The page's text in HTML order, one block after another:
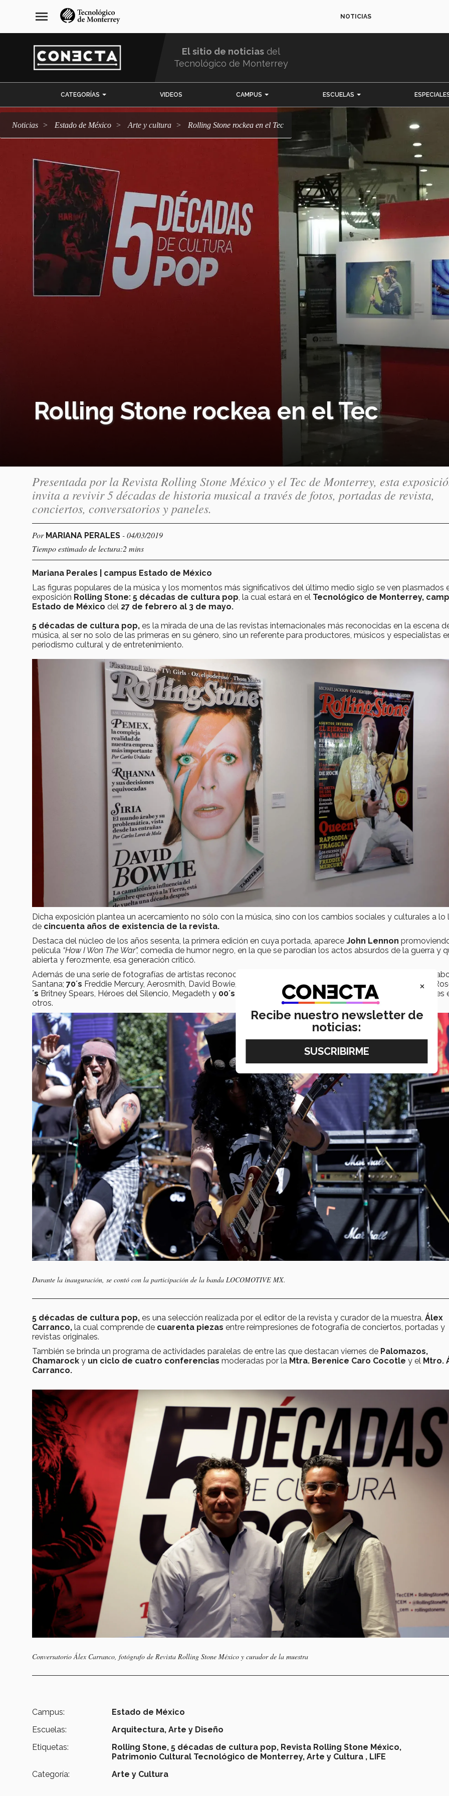
navegación
principal
menu NOTICIAS
El sitio de noticias del
Tecnológico de Monterrey
CATEGORÍAS VIDEOS CAMPUS ESCUELAS
Noticias Estado de México arte y cultura Rolling Stone rockea en el Tec
Rolling Stone rockea en el Tec
Presentada por la Revista Rolling Stone México y el Tec de Monterrey, esta
invita a revivir 5 décadas de historia musical a través de fotos, portadas de revista,
conciertos, conversatorios y paneles.
Por MARIANA PERALES - 04/03/2019
Tiempo estimado de lectura:2 mins
Mariana Perales | campus Estado de México
Las figuras populares de la música y los momentos más significativos del último medio siglo se ven plasmados
exposición Rolling Stone: 5 décadas de cultura pop , la cual estará en el Tecnológico de Monterrey,
Estado de México del 27 de febrero al 3 de mayo.
5 décadas de cultura pop, es la mirada de una de las revistas internacionales más reconocidas en la escena
música, al ser no solo de las primeras en su género, sino un referente para productores, músicos y especialistas
periodismo cultural y de entretenimiento.
Dicha exposición plantea un acercamiento no sólo con la música, sino con los cambios sociales y culturales a lo
de cincuenta años de existencia de la revista.
Destaca del núcleo de los años sesenta, la primera edición en cuya portada, aparece John Lennon
película “How I Won The War”, comedia de humor negro, en la que se parodian los actos absurdos de la guerra y
abierta y ferozmente, esa generación criticó.
Además de una serie de fotografías de artistas reconocidos de cada década:
Alex Lora / El Tri, Johnny
Santana; 70´s Freddie Mercury, Aerosmith, David Bowie, The Rolling Stones; 80´sMadonna, Metallica, Guns n
´s Britney Spears, Héroes del Silencio, Megadeth y 00´s Lady Gaga, Justin Bieber, Muse, The Killers, Capital Cities
otros.
Durante la inauguración, se contó con la participación de la banda LOCOMOTIVE MX.
5 décadas de cultura pop, es una selección realizada por el editor de la revista y curador de la muestra, Álex
Carranco, la cual comprende de cuarenta piezas entre reimpresiones de fotografía de conciertos, portadas y
revistas originales.
También se brinda un programa de actividades paralelas de entre las que destacan viernes de Palomazos,
Chamarock y un ciclo de cuatro conferencias moderadas por la Mtra. Berenice Caro Cocotle y el Mtro.
Carranco.
Conversatorio Álex Carranco, fotógrafo de Revista Rolling Stone México y curador de la muestra
Campus:
Estado de México
Escuelas:
Arquitectura, Arte y Diseño
Etiquetas:
Rolling Stone, 5 décadas de cultura pop, Revista Rolling Stone México,
Patrimonio Cultural Tecnológico de Monterrey, Arte y Cultura , LIFE
Categoría:
Arte y Cultura
×
Recibe nuestro newsletter de
noticias: